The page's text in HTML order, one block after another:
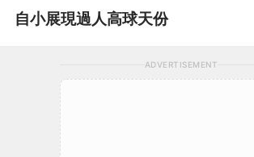
自小展現過人高球天份
ADVERTISEMENT